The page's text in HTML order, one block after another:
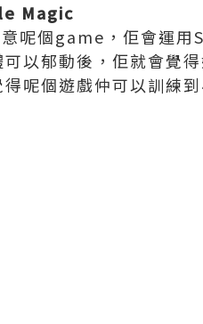
Magic
呢個game，佢會運用
以郁動後，佢就會覺
呢個遊戲仲可以訓練